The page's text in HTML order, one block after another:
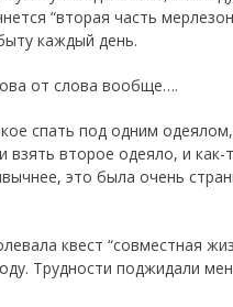
“вторая часть
каждый день.
от слова вообще….
спать под одним
второе одеяло, и как-
это была очень
квест “совместная
Трудности поджидали